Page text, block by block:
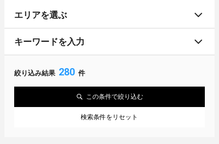
エリアを選ぶ
キーワードを入力
絞り込み結果 280 件
この条件で絞り込む
検索条件をリセット